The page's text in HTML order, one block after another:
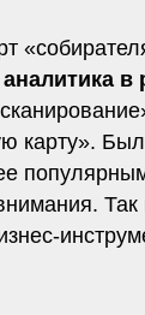
аналитика в
карту».
Так